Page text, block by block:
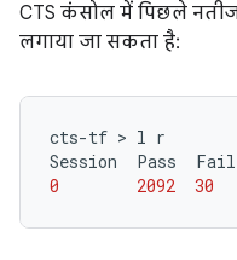
CTS कंसोल में पिछले
लगाया जा सकता है:
cts-tf > l r
Session
Pass Fail
0
2092 30